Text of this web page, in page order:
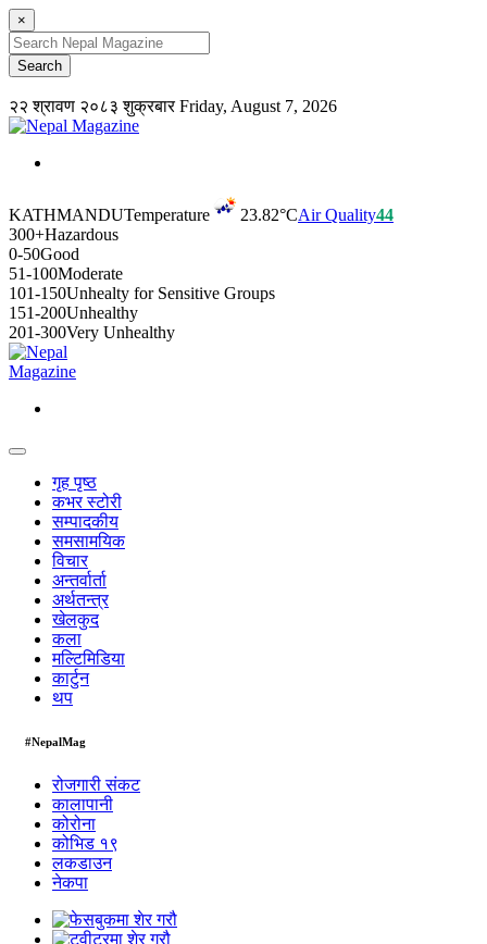
×
२२ श्रावण २०८३ शुक्रबारFriday, August 7, 2026
KATHMANDUTemperature 23.82°CAir Quality44
300+Hazardous
0-50Good
51-100Moderate
101-150Unhealty for Sensitive Groups
151-200Unhealthy
201-300Very Unhealthy
गृह पृष्ठ
कभर स्टोरी
सम्पादकीय
समसामयिक
विचार
अन्तर्वार्ता
अर्थतन्त्र
खेलकुद
कला
मल्टिमिडिया
कार्टुन
थप
#NepalMag
रोजगारी संकट
कालापानी
कोरोना
कोभिड १९
लकडाउन
नेकपा